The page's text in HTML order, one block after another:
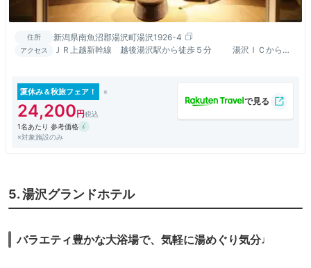
住所 新潟県南魚沼郡湯沢町湯沢1926-4
アクセス
ＪＲ上越新幹線 越後湯沢駅から徒歩５分 湯沢ＩＣからお
夏休み＆秋旅フェア！
24,200
1名あたり 参考価格
※対象施設のみ
5. 湯沢グランドホテル
バラエティ豊かな大浴場で、気軽に湯めぐり気分♩